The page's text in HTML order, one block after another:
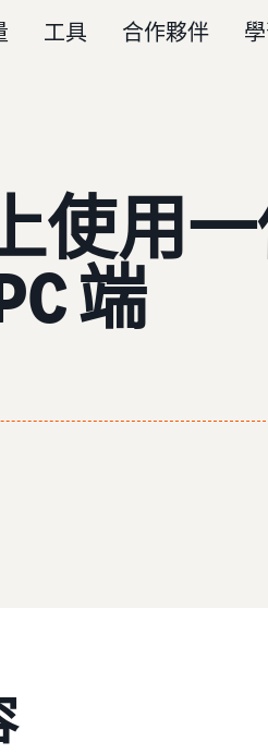
工具 合作夥伴
使用
端